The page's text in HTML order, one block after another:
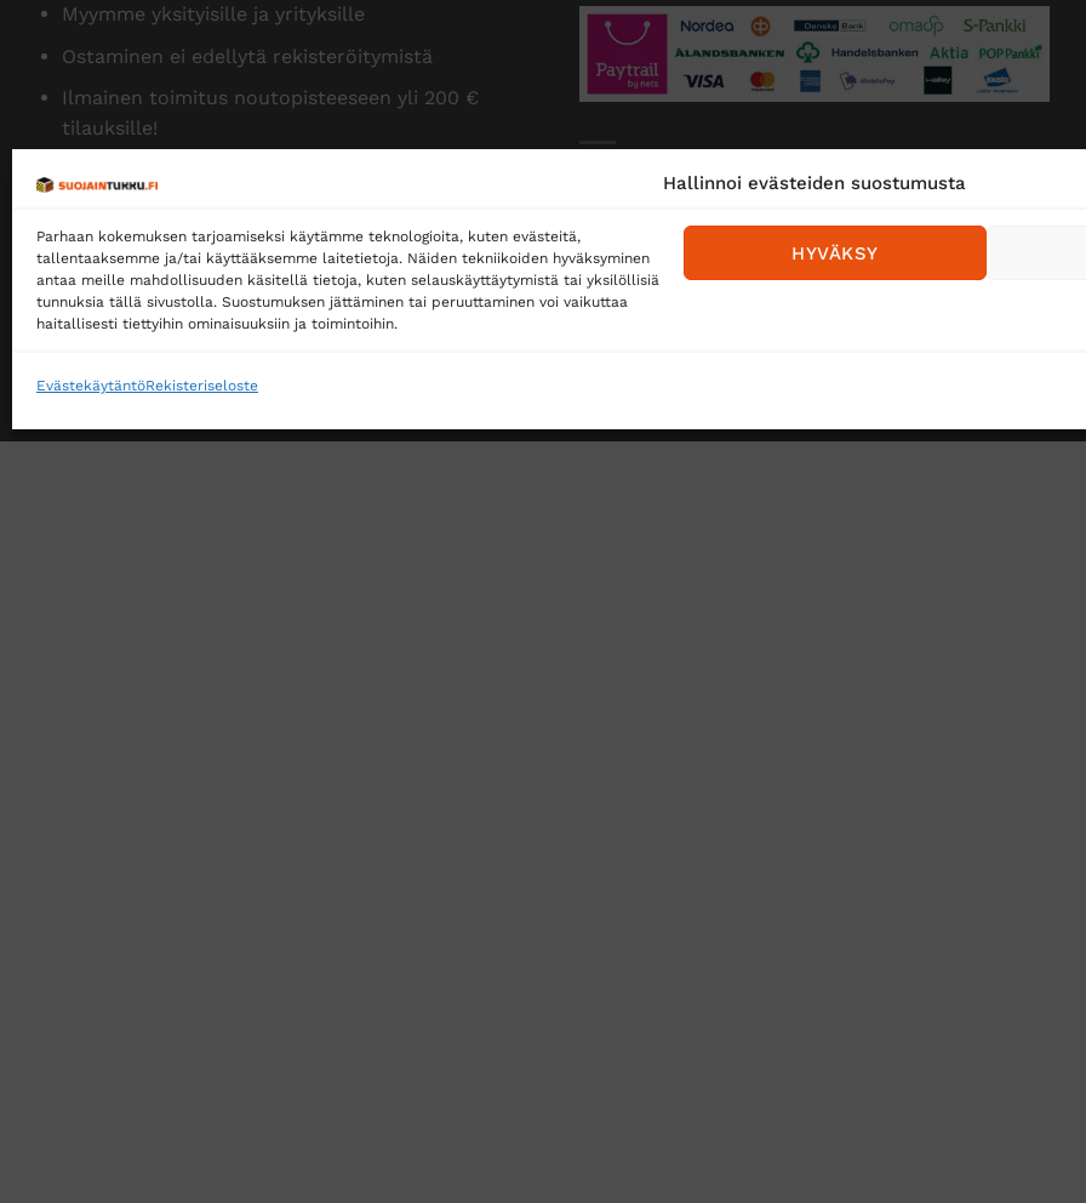
Hallinnoi evästeiden suostumusta
Parhaan kokemuksen tarjoamiseksi käytämme teknologioita, kuten evästeitä,
tallentaaksemme ja/tai käyttääksemme laitetietoja. Näiden tekniikoiden hyväksyminen
antaa meille mahdollisuuden käsitellä tietoja, kuten selauskäyttäytymistä tai yksilöllisiä
tunnuksia tällä sivustolla. Suostumuksen jättäminen tai peruuttaminen voi vaikuttaa
haitallisesti tiettyihin ominaisuuksiin ja toimintoihin.
HYVÄKSY
EvästekäytäntöRekisteriseloste
Myymme yksityisille ja yrityksille
Ostaminen ei edellytä rekisteröitymistä
Ilmainen toimitus noutopisteeseen yli 200 €
tilauksille!
Tilaamme isoja eriä siksi myymme halvalla!
14 päivän vaihto- ja palautusoikeus kuluttajille
Toimitustavat
Matkahuolto
Postnord